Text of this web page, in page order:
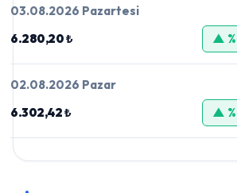
03.08.2026 Pazartesi
6.280,20 ₺
▲
02.08.2026 Pazar
6.302,42 ₺
▲